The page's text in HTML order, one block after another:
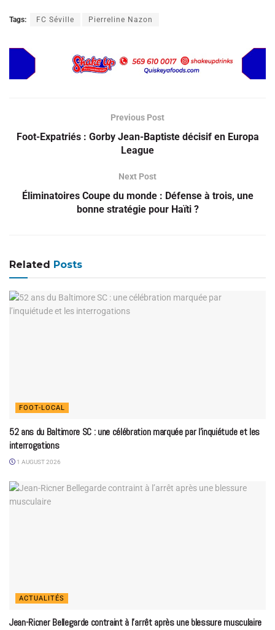
Tags: FC Séville Pierreline Nazon
Previous Post
Foot-Expatriés : Gorby Jean-Baptiste décisif en Europa
League
Next Post
Éliminatoires Coupe du monde : Défense à trois, une
bonne stratégie pour Haïti ?
Related Posts
FOOT-LOCAL
52 ans du Baltimore SC : une célébration marquée par l’inquiétude et les
interrogations
1 AUGUST 2026
ACTUALITÉS
Jean-Ricner Bellegarde contraint à l’arrêt après une blessure musculaire